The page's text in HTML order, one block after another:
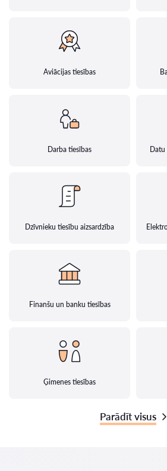
Aviācijas tiesības
Darba tiesības
Dzīvnieku tiesību aizsardzība
Finanšu un banku tiesības
Ģimenes tiesības
Parādīt visus